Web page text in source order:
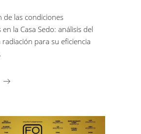
de las condiciones
la Casa Sedo: análisis del
para su eficiencia